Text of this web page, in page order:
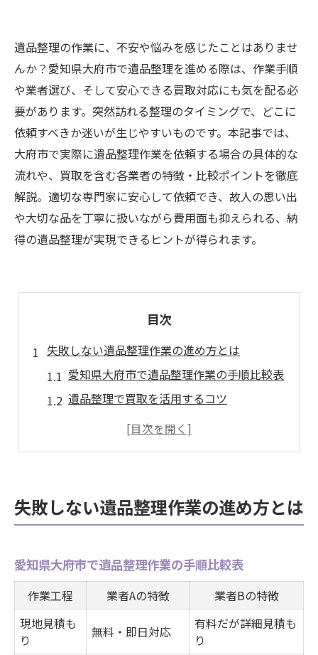
遺品整理の作業に、不安や悩みを感じたことはありませ
んか？愛知県大府市で遺品整理を進める際は、作業手順
や業者選び、そして安心できる買取対応にも気を配る必
要があります。突然訪れる整理のタイミングで、どこに
依頼すべきか迷いが生じやすいものです。本記事では、
大府市で実際に遺品整理作業を依頼する場合の具体的な
流れや、買取を含む各業者の特徴・比較ポイントを徹底
解説。適切な専門家に安心して依頼でき、故人の思い出
や大切な品を丁寧に扱いながら費用面も抑えられる、納
得の遺品整理が実現できるヒントが得られます。
目次
失敗しない遺品整理作業の進め方とは
愛知県大府市で遺品整理作業の手順比較表
遺品整理で買取を活用するコツ
安心して任せられる遺品整理の条件
愛知県大府市における遺品整理の安心ポイント
大府市で安心できる遺品整理業者比較
安心感を高める遺品整理の対応例
遺品整理で重視したいサポート内容
買取サービス付き遺品整理の特徴
買取対応も安心の遺品整理業者選び方
失敗しない遺品整理作業の進め方とは
愛知県大府市で遺品整理作業の手順比較表
作業工程 業者Aの特徴
業者Bの特徴
現地見積も
り
無料・即日対応
有料だが詳細見積も
り